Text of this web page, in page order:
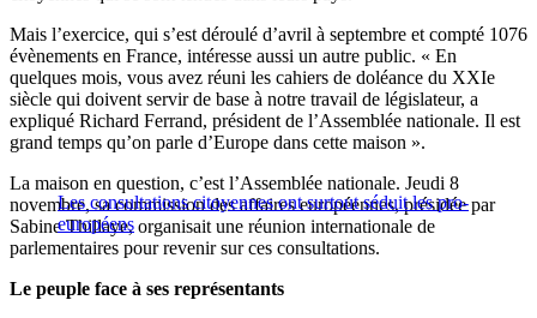
Mais l’exercice, qui s’est déroulé d’avril à septembre et compté 1076
évènements en France, intéresse aussi un autre public. « En
quelques mois, vous avez réuni les cahiers de doléance du XXIe
siècle qui doivent servir de base à notre travail de législateur, a
expliqué Richard Ferrand, président de l’Assemblée nationale. Il est
grand temps qu’on parle d’Europe dans cette maison ».
Les consultations citoyennes ont surtout séduit les pro-
européens
La maison en question, c’est l’Assemblée nationale. Jeudi 8
novembre, sa commission des affaires européennes, présidée par
Sabine Thillaye, organisait une réunion internationale de
parlementaires pour revenir sur ces consultations.
Le peuple face à ses représentants